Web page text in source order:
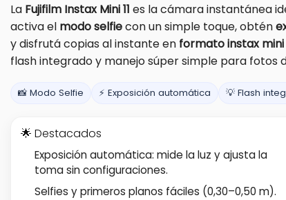
La Fujifilm Instax Mini 11 es la cámara instantánea
activa el modo selfiecon un simple toque, obtén
y disfrutá copias al instante en formato instax mini
flash integrado y manejo súper simple para fotos
📸 Modo Selfie ⚡ Exposición automática 💡 Flash
🌟 Destacados
Exposición automática: mide la luz y ajusta la
toma sin configuraciones.
Selfies y primeros planos fáciles (0,30–0,50 m).